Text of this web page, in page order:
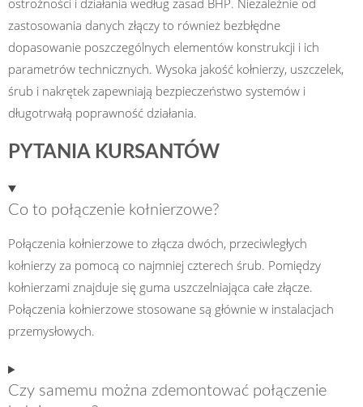
ostrożności i działania według zasad BHP. Niezależnie od
zastosowania danych złączy to również bezbłędne
dopasowanie poszczególnych elementów konstrukcji i ich
parametrów technicznych. Wysoka jakość kołnierzy, uszczelek,
śrub i nakrętek zapewniają bezpieczeństwo systemów i
długotrwałą poprawność działania.
PYTANIA KURSANTÓW
Co to połączenie kołnierzowe?
Połączenia kołnierzowe to złącza dwóch, przeciwległych
kołnierzy za pomocą co najmniej czterech śrub. Pomiędzy
kołnierzami znajduje się guma uszczelniająca całe złącze.
Połączenia kołnierzowe stosowane są głównie w instalacjach
przemysłowych.
Czy samemu można zdemontować połączenie